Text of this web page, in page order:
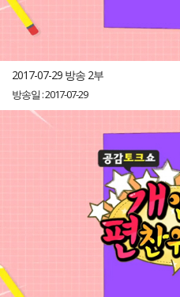
2017-07-29 방송 2부
방송일 : 2017-07-29